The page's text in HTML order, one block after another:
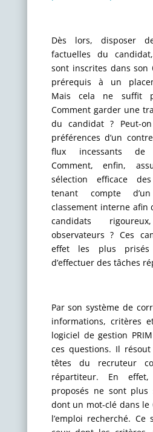
Dès lors, disposer
factuelles du
sont inscrites dans son
prérequis à un
Mais cela ne suffit
Comment garder une
du candidat ? Peut-
préférences d’un
flux incessants de
Comment, enfin,
sélection efficace
tenant compte
classement interne afin
candidats
observateurs ? Ces
effet les plus prisés
d’effectuer des tâches
Par son système de
informations, critères
logiciel de gestion
ces questions. Il
têtes du recruteur
répartiteur. En
proposés ne sont plus
dont un mot-clé dans le
l’emploi recherché.